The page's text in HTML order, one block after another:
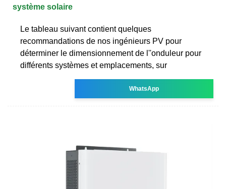
système solaire
Le tableau suivant contient quelques
recommandations de nos ingénieurs PV pour
déterminer le dimensionnement de l''onduleur pour
différents systèmes et emplacements, sur
WhatsApp